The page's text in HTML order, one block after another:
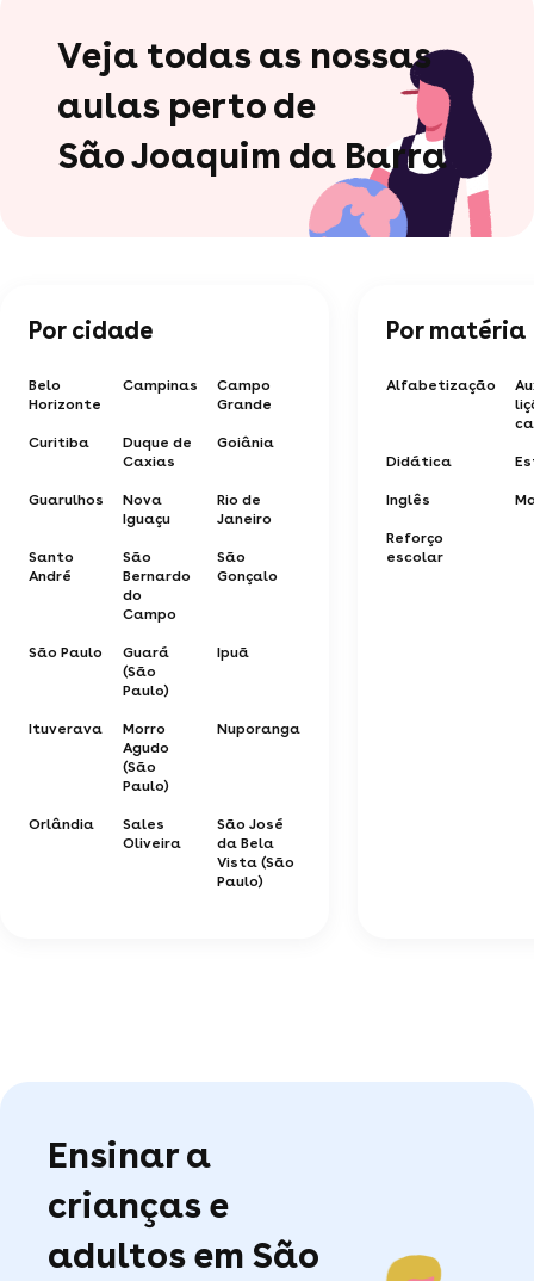
Veja todas as nossas
aulas perto de
São Joaquim da Barra
Por cidade
Belo
Horizonte
Campinas
Campo
Grande
Curitiba
Duque de
Caxias
Goiânia
Guarulhos
Nova
Iguaçu
Rio de
Janeiro
Santo
André
São
Bernardo
do
Campo
São
Gonçalo
São Paulo
Guará
(São
Paulo)
Ipuã
Ituverava
Morro
Agudo
(São
Paulo)
Nuporanga
Orlândia
Sales
Oliveira
São José
da Bela
Vista (São
Paulo)
Por matéria
Alfabetização
Didática
Inglês
Reforço
escolar
Ensinar a
crianças e
adultos em São